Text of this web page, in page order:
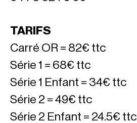
TARIFS
Carré OR = 82€ ttc
Série 1 = 68€ ttc
Série 1 Enfant = 34€ ttc
Série 2 = 49€ ttc
Série 2 Enfant = 24.5€ ttc